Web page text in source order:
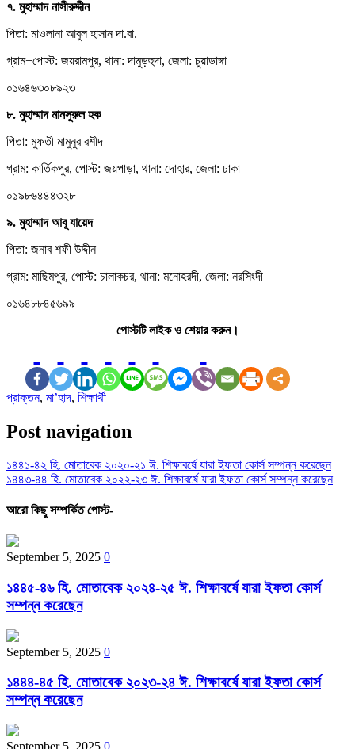
৭. মুহাম্মাদ নাসীরুদ্দীন
পিতা: মাওলানা আবুল হাসান দা.বা.
গ্রাম+পোস্ট: জয়রামপুর, থানা: দামুড়হুদা, জেলা: চুয়াডাঙ্গা
০১৬৪৬৩০৮৯২৩
৮. মুহাম্মাদ মানসুরুল হক
পিতা: মুফতী মামুনুর রশীদ
গ্রাম: কার্তিকপুর, পোস্ট: জয়পাড়া, থানা: দোহার, জেলা: ঢাকা
০১৯৮৬৪৪৪৩২৮
৯. মুহাম্মাদ আবূ যায়েদ
পিতা: জনাব শফী উদ্দীন
গ্রাম: মাছিমপুর, পোস্ট: চালাকচর, থানা: মনোহরদী, জেলা: নরসিংদী
০১৬৪৮৮৪৫৬৯৯
পোস্টটি লাইক ও শেয়ার করুন।
প্রাক্তন, মা’হাদ, শিক্ষার্থী
Post navigation
১৪৪১-৪২ হি. মোতাবেক ২০২০-২১ ঈ. শিক্ষাবর্ষে যারা ইফতা কোর্স সম্পন্ন করেছেন
১৪৪৩-৪৪ হি. মোতাবেক ২০২২-২৩ ঈ. শিক্ষাবর্ষে যারা ইফতা কোর্স সম্পন্ন করেছেন
আরো কিছু সম্পর্কিত পোস্ট-
September 5, 2025 0
১৪৪৫-৪৬ হি. মোতাবেক ২০২৪-২৫ ঈ. শিক্ষাবর্ষে যারা ইফতা কোর্স
সম্পন্ন করেছেন
September 5, 2025 0
১৪৪৪-৪৫ হি. মোতাবেক ২০২৩-২৪ ঈ. শিক্ষাবর্ষে যারা ইফতা কোর্স
সম্পন্ন করেছেন
September 5, 2025 0